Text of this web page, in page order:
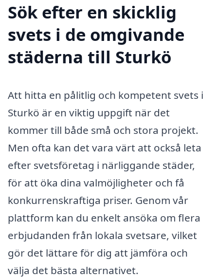
Sök efter en skicklig
svets i de omgivande
städerna till Sturkö
Att hitta en pålitlig och kompetent svets i
Sturkö är en viktig uppgift när det
kommer till både små och stora projekt.
Men ofta kan det vara värt att också leta
efter svetsföretag i närliggande städer,
för att öka dina valmöjligheter och få
konkurrenskraftiga priser. Genom vår
plattform kan du enkelt ansöka om flera
erbjudanden från lokala svetsare, vilket
gör det lättare för dig att jämföra och
välja det bästa alternativet.